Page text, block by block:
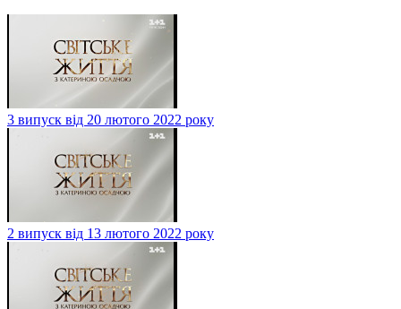
3 випуск від 20 лютого 2022 року
2 випуск від 13 лютого 2022 року